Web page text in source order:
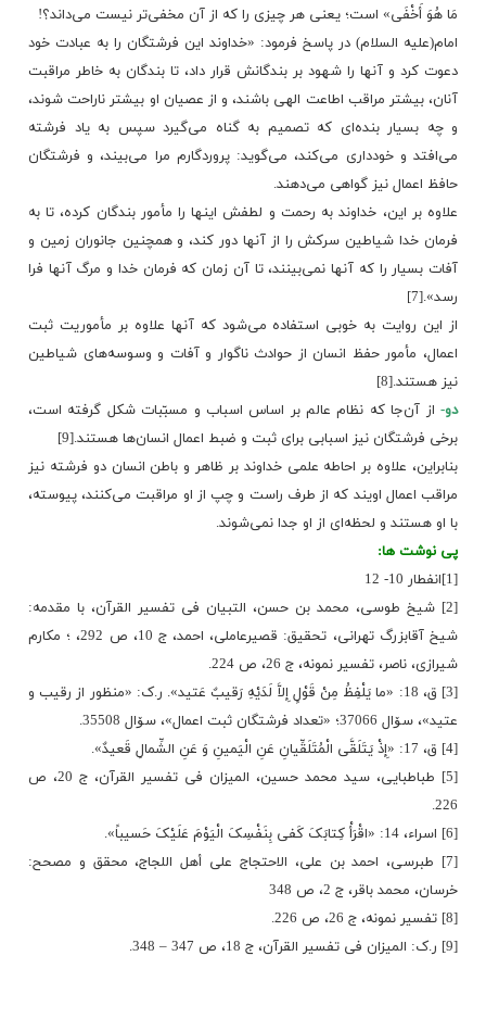
مَا هُوَ أَخْفَى‏» است؛ یعنى هر چیزى را که از آن مخفی‌تر نیست می‌داند؟!
امام(علیه السلام) در پاسخ فرمود: «خداوند این فرشتگان را به عبادت خود
دعوت کرد و آنها را شهود بر بندگانش قرار داد، تا بندگان به خاطر مراقبت
آنان، بیشتر مراقب اطاعت الهى باشند، و از عصیان او بیشتر ناراحت شوند،
و چه بسیار بنده‌اى که تصمیم به گناه می‌گیرد سپس به یاد فرشته
می‌افتد و خوددارى می‌کند، می‌گوید: پروردگارم مرا می‌بیند، و فرشتگان
حافظ اعمال نیز گواهى می‌دهند.
علاوه بر این، خداوند به رحمت و لطفش اینها را مأمور بندگان کرده، تا به
فرمان خدا شیاطین سرکش را از آنها دور کند، و همچنین جانوران زمین و
آفات بسیار را که آنها نمی‌بینند، تا آن زمان که فرمان خدا و مرگ آنها فرا
رسد».[7]
از این روایت به خوبى استفاده می‌شود که آنها علاوه بر مأموریت ثبت
اعمال، مأمور حفظ انسان از حوادث ناگوار و آفات و وسوسه‌هاى شیاطین
نیز هستند.[8]
دو- از آن‌جا که نظام عالم بر اساس اسباب و مسبّبات شکل گرفته است،
برخی فرشتگان نیز اسبابی برای ثبت و ضبط اعمال انسان‌ها هستند‏.[9]
بنابراین، علاوه بر احاطه علمی خداوند بر ظاهر و باطن انسان دو فرشته نیز
مراقب اعمال اویند که از طرف راست و چپ از او مراقبت می‌کنند، پیوسته،
‌با او هستند و لحظه‌ای از او جدا نمی‌شوند.
پی نوشت ها:
[1]انفطار 10- 12
[2] شیخ طوسی، محمد بن حسن، التبیان فی تفسیر القرآن، با مقدمه:
شیخ آقابزرگ تهرانی، تحقیق: قصیرعاملی، احمد، ج ‏10، ص 292، ؛ مکارم
شیرازی، ناصر، تفسیر نمونه، ج ‏26، ص 224.
[3] ق، 18: «ما یَلْفِظُ مِنْ قَوْلٍ إِلاَّ لَدَیْهِ رَقیبٌ عَتید». ر.ک: «منظور از رقیب و
عتید»، سۆال 37066؛ «تعداد فرشتگان ثبت اعمال»، سۆال 35508.
[4] ق، 17: «إِذْ یَتَلَقَّى الْمُتَلَقِّیانِ عَنِ الْیَمینِ وَ عَنِ الشِّمالِ قَعیدٌ».
[5] طباطبایی، سید محمد حسین، المیزان فی تفسیر القرآن، ج ‏20، ص
226.
[6] اسراء، 14: «اقْرَأْ کِتابَکَ کَفى‏ بِنَفْسِکَ الْیَوْمَ عَلَیْکَ حَسیباً».
[7] طبرسی، احمد بن علی، الاحتجاج علی أهل اللجاج، محقق و مصحح:
خرسان، محمد باقر، ج ‏2، ص 348
[8] تفسیر نمونه، ج ‏26، ص 226.
[9] ر.ک: المیزان فی تفسیر القرآن، ج ‏18، ص 347 – 348.